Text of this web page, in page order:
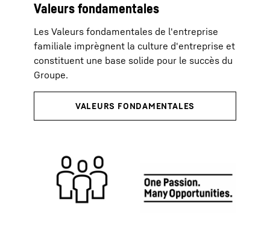
Valeurs fondamentales
Les Valeurs fondamentales de l'entreprise
familiale imprègnent la culture d'entreprise et
constituent une base solide pour le succès du
Groupe.